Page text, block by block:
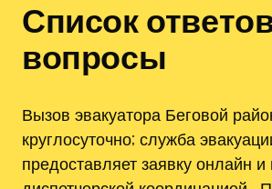
Список
вопросы
Вызов эвакуатора Беговой
круглосуточно; служба
предоставляет заявку онлайн